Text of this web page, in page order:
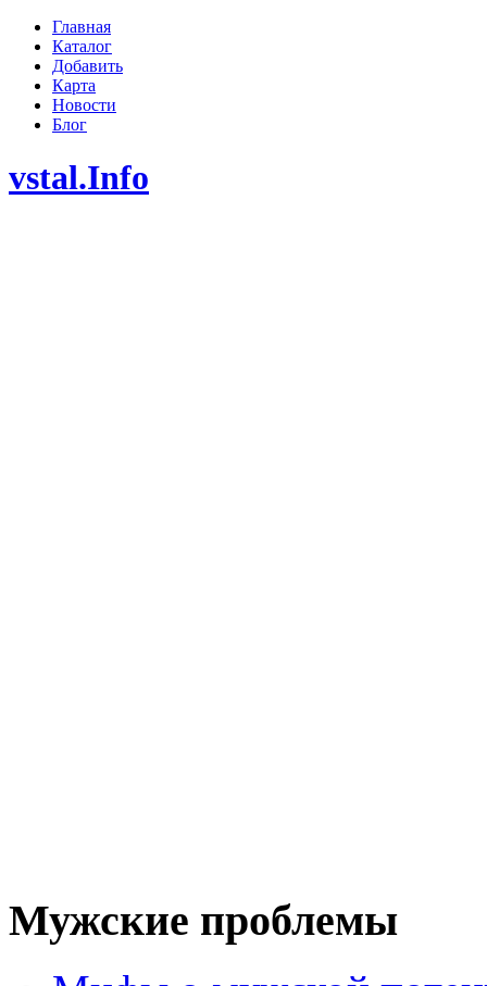
Главная
Каталог
Добавить
Карта
Новости
Блог
vstal.Info
Мужские проблемы